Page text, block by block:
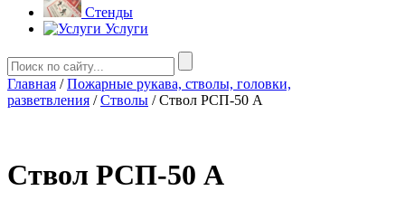
Стенды
Услуги
Главная /Пожарные рукава, стволы, головки,
разветвления /Стволы / Ствол РСП-50 А
Ствол РСП-50 А